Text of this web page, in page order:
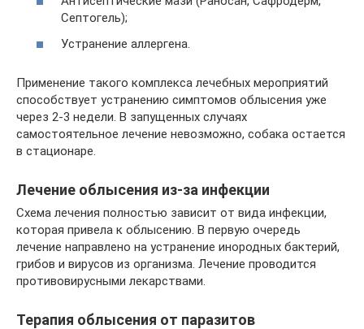
Септогель);
Устранение аллергена.
Применение такого комплекса лечебных мероприятий
способствует устранению симптомов облысения уже
через 2-3 недели. В запущенных случаях
самостоятельное лечение невозможно, собака остается
в стационаре.
Лечение облысения из-за инфекции
Схема лечения полностью зависит от вида инфекции,
которая привела к облысению. В первую очередь
лечение направлено на устранение инородных бактерий,
грибов и вирусов из организма. Лечение проводится
противовирусными лекарствами.
Терапия облысения от паразитов